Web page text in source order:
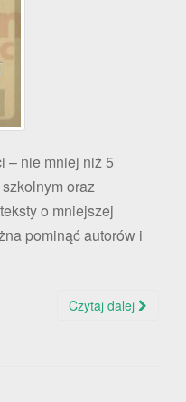
– nie mniej niż 5
oraz
o mniejszej
pominąć autorów i
Czytaj dalej